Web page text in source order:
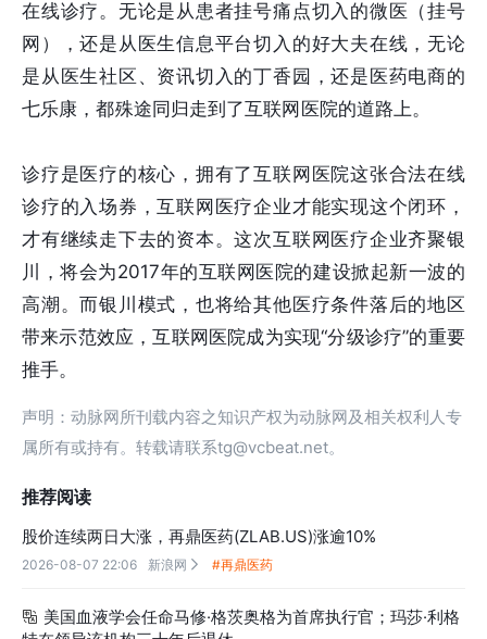
在线诊疗。无论是从患者挂号痛点切入的微医（挂号
网），还是从医生信息平台切入的好大夫在线，无论
是从医生社区、资讯切入的丁香园，还是医药电商的
七乐康，都殊途同归走到了互联网医院的道路上。
诊疗是医疗的核心，拥有了互联网医院这张合法在线
诊疗的入场券，互联网医疗企业才能实现这个闭环，
才有继续走下去的资本。这次互联网医疗企业齐聚银
川，将会为2017年的互联网医院的建设掀起新一波的
高潮。而银川模式，也将给其他医疗条件落后的地区
带来示范效应，互联网医院成为实现“分级诊疗”的重要
推手。
声明：动脉网所刊载内容之知识产权为动脉网及相关权利人专
属所有或持有。转载请联系tg@vcbeat.net。
推荐阅读
股价连续两日大涨，再鼎医药(ZLAB.US)涨逾10%
2026-08-07 22:06 新浪网  #再鼎医药
 美国血液学会任命马修·格茨奥格为首席执行官；玛莎·利格